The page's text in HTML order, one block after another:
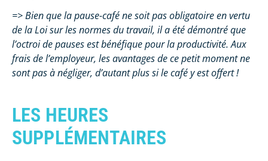
=> Bien que la pause-café ne soit pas obligatoire en vertu
de la Loi sur les normes du travail, il a été démontré que
l’octroi de pauses est bénéfique pour la productivité. Aux
frais de l’employeur, les avantages de ce petit moment ne
sont pas à négliger, d’autant plus si le café y est offert !
LES HEURES
SUPPLÉMENTAIRES